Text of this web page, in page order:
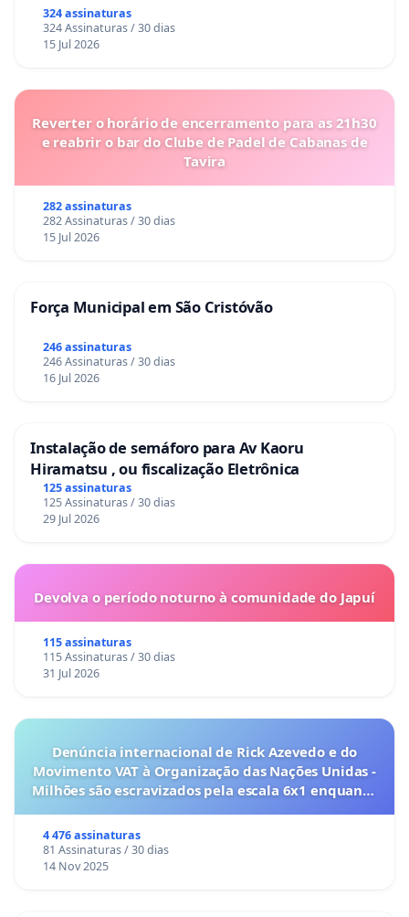
324 assinaturas
324 Assinaturas / 30 dias
15 Jul 2026
Reverter o horário de encerramento para as 21h30
e reabrir o bar do Clube de Padel de Cabanas de
Tavira
282 assinaturas
282 Assinaturas / 30 dias
15 Jul 2026
Força Municipal em São Cristóvão
246 assinaturas
246 Assinaturas / 30 dias
16 Jul 2026
Instalação de semáforo para Av Kaoru
Hiramatsu , ou fiscalização Eletrônica
125 assinaturas
125 Assinaturas / 30 dias
29 Jul 2026
Devolva o período noturno à comunidade do Japuí
115 assinaturas
115 Assinaturas / 30 dias
31 Jul 2026
Denúncia internacional de Rick Azevedo e do
Movimento VAT à Organização das Nações Unidas -
Milhões são escravizados pela escala 6x1 enquanto
4 476 assinaturas
81 Assinaturas / 30 dias
14 Nov 2025